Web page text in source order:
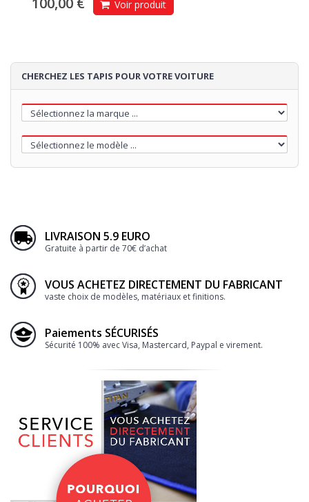
Voir produit
CHERCHEZ LES TAPIS POUR VOTRE VOITURE
LIVRAISON 5.9 EURO
Gratuite à partir de 70€ d’achat
VOUS ACHETEZ DIRECTEMENT DU FABRICANT
vaste choix de modèles, matériaux et finitions.
Paiements SÉCURISÉS
Sécurité 100% avec Visa, Mastercard, Paypal e virement.